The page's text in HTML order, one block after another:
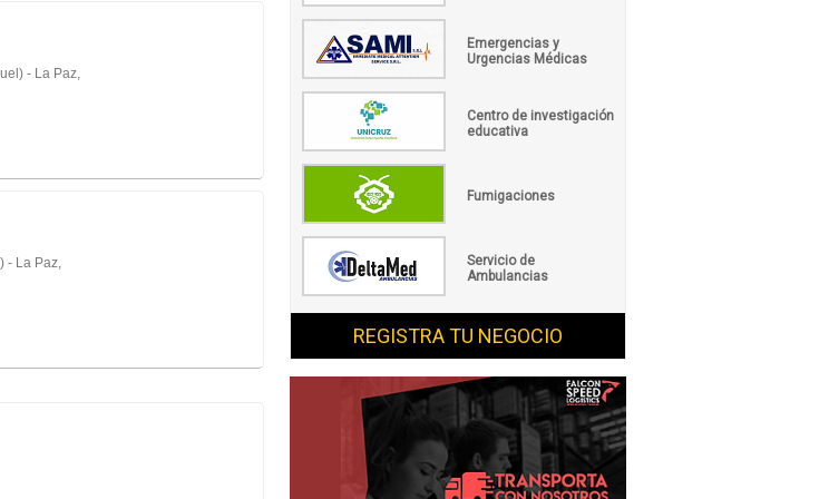
- La Paz,
- La Paz,
Emergencias y
Urgencias Médicas
Centro de investigación
educativa
Fumigaciones
Servicio de
Ambulancias
REGISTRA TU NEGOCIO